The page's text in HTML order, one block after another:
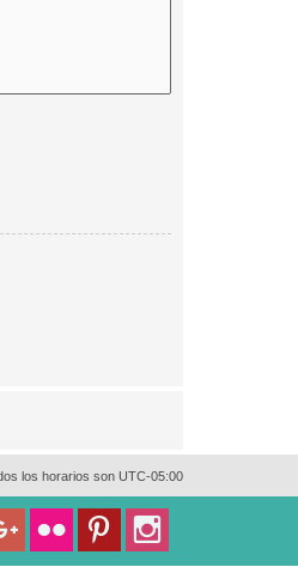
los horarios son UTC-05:00